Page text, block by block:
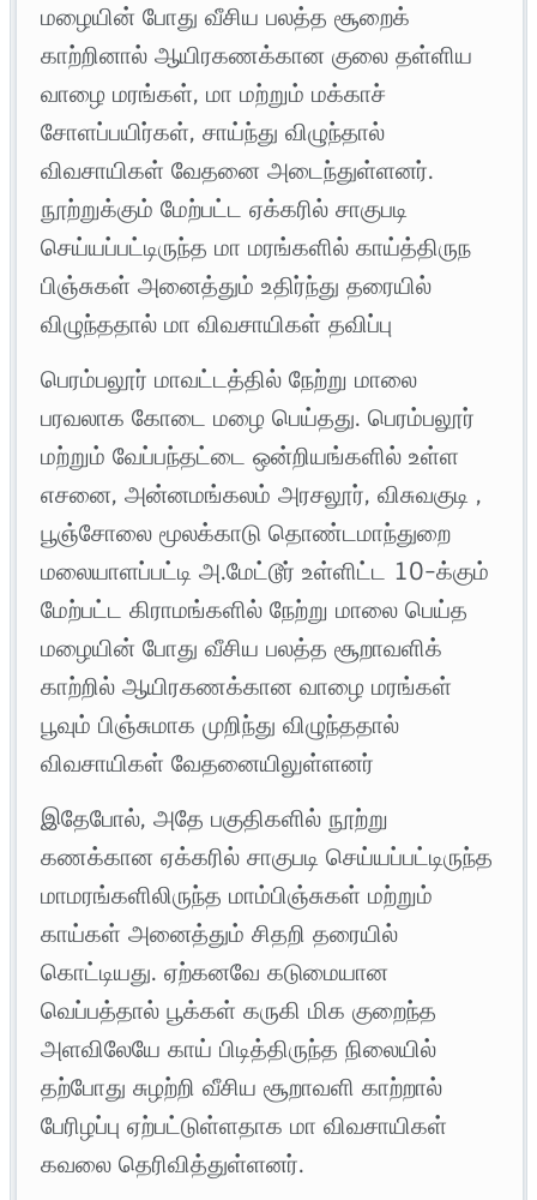
மழையின் போது வீசிய பலத்த சூறைக்
காற்றினால் ஆயிரகணக்கான குலை தள்ளிய
வாழை மரங்கள், மா மற்றும் மக்காச்
சோளப்பயிர்கள், சாய்ந்து விழுந்தால்
விவசாயிகள் வேதனை அடைந்துள்ளனர்.
நூற்றுக்கும் மேற்பட்ட ஏக்கரில் சாகுபடி
செய்யப்பட்டிருந்த மா மரங்களில் காய்த்திருந
பிஞ்சுகள் அனைத்தும் உதிர்ந்து தரையில்
விழுந்ததால் மா விவசாயிகள் தவிப்பு
பெரம்பலூர் மாவட்டத்தில் நேற்று மாலை
பரவலாக கோடை மழை பெய்தது. பெரம்பலூர்
மற்றும் வேப்பந்தட்டை ஒன்றியங்களில் உள்ள
எசனை, அன்னமங்கலம் அரசலூர், விசுவகுடி ,
பூஞ்சோலை மூலக்காடு தொண்டமாந்துறை
மலையாளப்பட்டி அ.மேட்டூர் உள்ளிட்ட 10-க்கும்
மேற்பட்ட கிராமங்களில் நேற்று மாலை பெய்த
மழையின் போது வீசிய பலத்த சூறாவளிக்
காற்றில் ஆயிரகணக்கான வாழை மரங்கள்
பூவும் பிஞ்சுமாக முறிந்து விழுந்ததால்
விவசாயிகள் வேதனையிலுள்ளனர்
இதேபோல், அதே பகுதிகளில் நூற்று
கணக்கான ஏக்கரில் சாகுபடி செய்யப்பட்டிருந்த
மாமரங்களிலிருந்த மாம்பிஞ்சுகள் மற்றும்
காய்கள் அனைத்தும் சிதறி தரையில்
கொட்டியது. ஏற்கனவே கடுமையான
வெப்பத்தால் பூக்கள் கருகி மிக குறைந்த
அளவிலேயே காய் பிடித்திருந்த நிலையில்
தற்போது சுழற்றி வீசிய சூறாவளி காற்றால்
பேரிழப்பு ஏற்பட்டுள்ளதாக மா விவசாயிகள்
கவலை தெரிவித்துள்ளனர்.